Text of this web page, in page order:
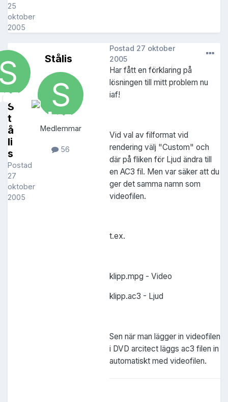
25
oktober
2005
S
t
å
li
s
Postad
27
oktober
2005
Stålis
Medlemmar
56
Postad 27 oktober
2005
Har fått en förklaring på
lösningen till mitt problem nu
iaf!
Vid val av filformat vid
rendering välj "Custom" och
där på fliken för Ljud ändra till
en AC3 fil. Men var säker att du
ger det samma namn som
videofilen.
t.ex.
klipp.mpg - Video
klipp.ac3 - Ljud
Sen när man lägger in videofilen
i DVD arcitect läggs ac3 filen in
automatiskt med videofilen.